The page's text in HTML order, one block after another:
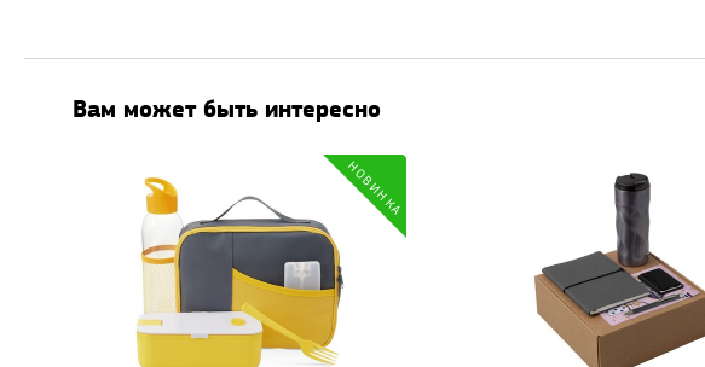
Вам может быть интересно